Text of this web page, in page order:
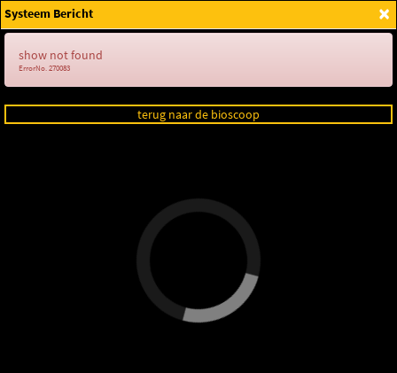
Login
×
Systeem Bericht
show not found
ErrorNo. 270083
terug naar de bioscoop